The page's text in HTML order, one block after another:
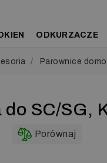
ODKURZACZE
Parownice
do SC/SG,
Porównaj